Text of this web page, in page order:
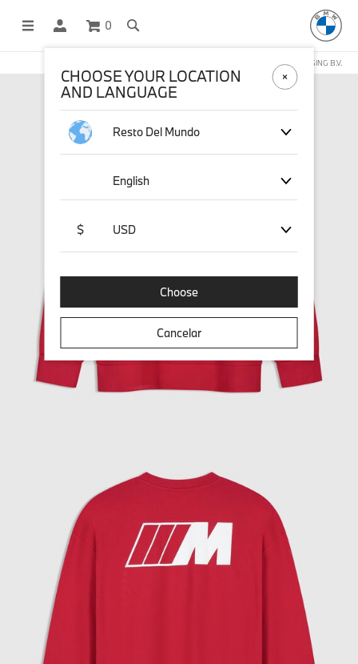
0
COMPRAS EN LÍNEA OPERADAS POR STICHD SPORTSMERCHANDISING B.V.
CHOOSE YOUR LOCATION
AND LANGUAGE
Resto Del Mundo
English
$ USD
Choose
Cancelar